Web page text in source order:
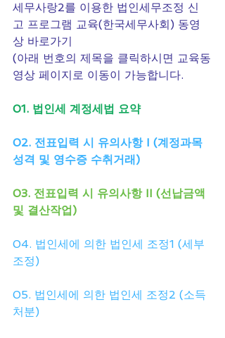
세무사랑2를 이용한 법인세무조정 신
고 프로그램 교육(한국세무사회) 동영
상 바로가기
(아래 번호의 제목을 클릭하시면 교육동
영상 페이지로 이동이 가능합니다.
01. 법인세 계정세법 요약
02. 전표입력 시 유의사항 I (계정과목
성격 및 영수증 수취거래)
03. 전표입력 시 유의사항 II (선납금액
및 결산작업)
04. 법인세에 의한 법인세 조정1 (세부
조정)
05. 법인세에 의한 법인세 조정2 (소득
처분)